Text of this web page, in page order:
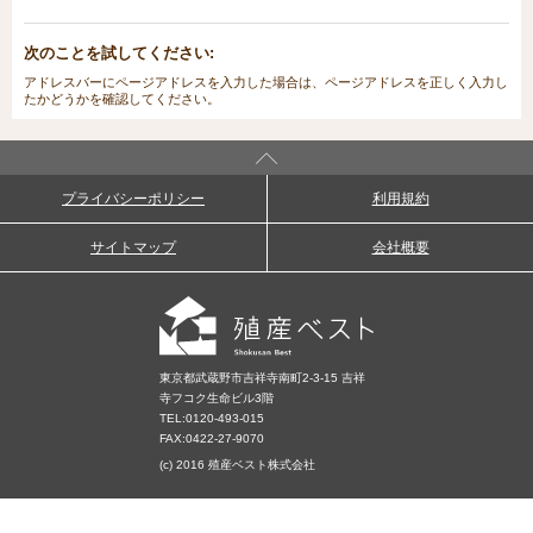
次のことを試してください:
アドレスバーにページアドレスを入力した場合は、ページアドレスを正しく入力し
たかどうかを確認してください。
プライバシーポリシー 利用規約
サイトマップ 会社概要
東京都武蔵野市吉祥寺南町2-3-15 吉祥
寺フコク生命ビル3階
TEL:0120-493-015
FAX:0422-27-9070
(c) 2016 殖産ベスト株式会社